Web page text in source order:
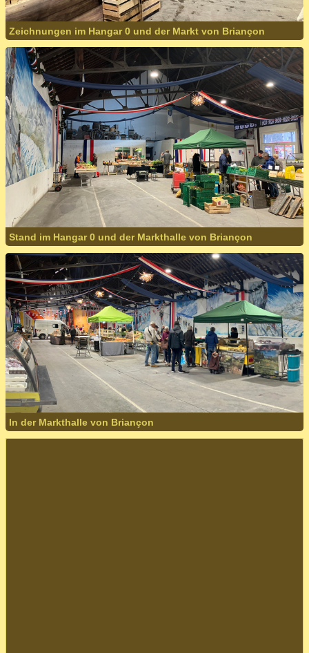
Zeichnungen im Hangar 0 und der Markt von Briançon
Stand im Hangar 0 und der Markthalle von Briançon
In der Markthalle von Briançon